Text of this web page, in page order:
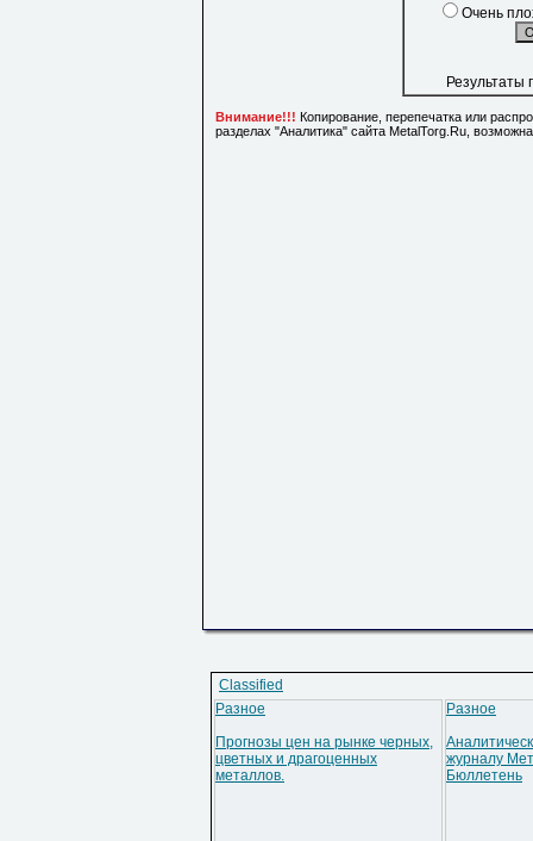
Очень
Результаты
Внимание!!! Копирование, перепечатка или
разделах "Аналитика" сайта MetalTorg.Ru,
Classified
Разное
Прогнозы цен на рынке черных,
цветных и драгоценных
металлов.
Разное
журналу
Бюллетень